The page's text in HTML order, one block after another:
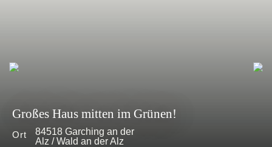
Großes Haus mitten im Grünen!
Ort
84518 Garching an der
Alz / Wald an der Alz